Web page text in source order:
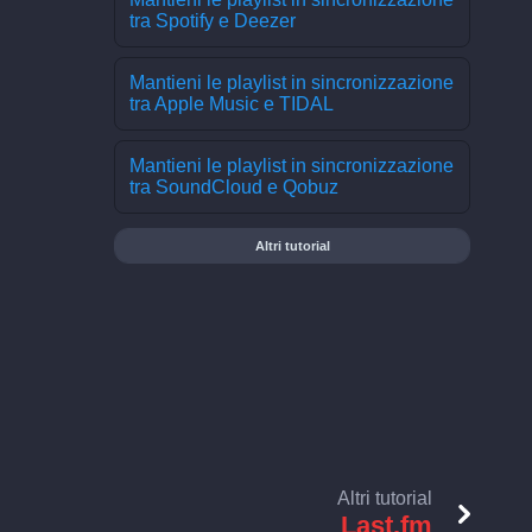
tra Spotify e Deezer
Mantieni le playlist in sincronizzazione
tra Apple Music e TIDAL
Mantieni le playlist in sincronizzazione
tra SoundCloud e Qobuz
Altri tutorial
Altri tutorial
Last.fm